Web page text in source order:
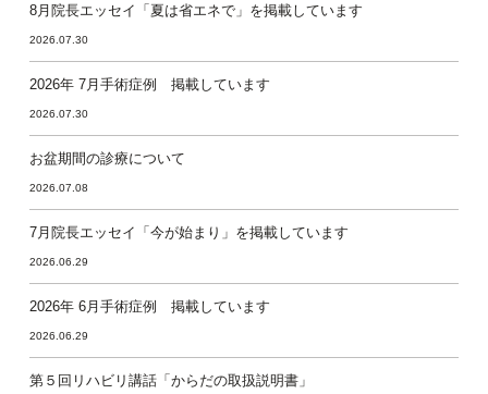
8月院長エッセイ「夏は省エネで」を掲載しています
2026.07.30
2026年 7月手術症例 掲載しています
2026.07.30
お盆期間の診療について
2026.07.08
7月院長エッセイ「今が始まり」を掲載しています
2026.06.29
2026年 6月手術症例 掲載しています
2026.06.29
第５回リハビリ講話「からだの取扱説明書」